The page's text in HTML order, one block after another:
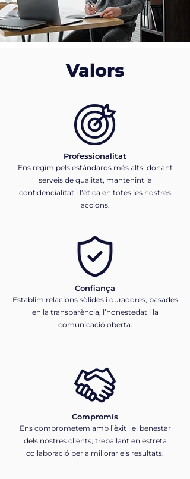
Valors
Professionalitat
Ens regim pels estàndards més alts, donant
serveis de qualitat, mantenint la
confidencialitat i l’ètica en totes les nostres
accions.
Confiança
Establim relacions sòlides i duradores, basades
en la transparència, l’honestedat i la
comunicació oberta.
Compromís
Ens comprometem amb l’èxit i el benestar
dels nostres clients, treballant en estreta
col·laboració per a millorar els resultats.